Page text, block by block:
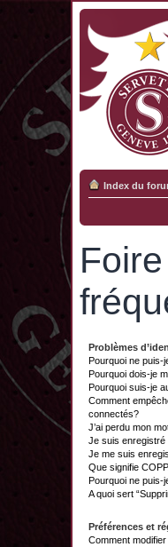
Index du
Problèmes
Pourquoi ne puis-
Pourquoi dois-je
Pourquoi suis-je
Comment
connectés?
J’ai perdu mon
Je suis enregistré
Je me suis
Que signifie
Pourquoi ne puis-
A quoi sert
Préférences et
Comment